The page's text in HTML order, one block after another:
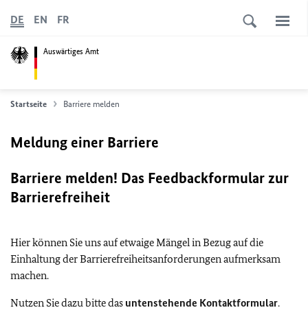
Auswärtiges Amt
DE EN FR
Startseite Barriere melden
Meldung einer Barriere
Barriere melden! Das Feedbackformular zur
Barrierefreiheit
Hier können Sie uns auf etwaige Mängel in Bezug auf die
Einhaltung der Barrierefreiheitsanforderungen aufmerksam
machen.
Nutzen Sie dazu bitte das untenstehende Kontaktformular.